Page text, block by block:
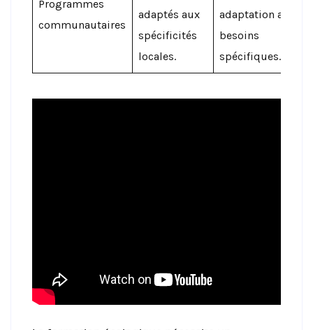
Programmes
communautaires
adaptés aux
spécificités
locales.
adaptation aux
besoins
spécifiques.